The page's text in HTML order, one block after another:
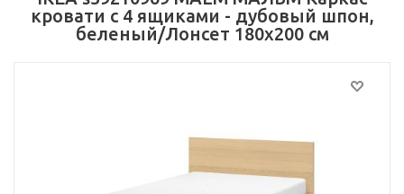
кровати с 4 ящиками - дубовый шпон,
беленый/Лонсет 180x200 см